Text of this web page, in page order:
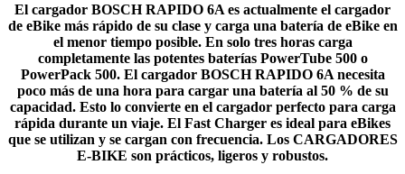
El cargador BOSCH RAPIDO 6A es actualmente el cargador
de eBike más rápido de su clase y carga una batería de eBike en
el menor tiempo posible. En solo tres horas carga
completamente las potentes baterías PowerTube 500 o
PowerPack 500. El cargador BOSCH RAPIDO 6A necesita
poco más de una hora para cargar una batería al 50 % de su
capacidad. Esto lo convierte en el cargador perfecto para carga
rápida durante un viaje. El Fast Charger es ideal para eBikes
que se utilizan y se cargan con frecuencia. Los CARGADORES
E-BIKE son prácticos, ligeros y robustos.